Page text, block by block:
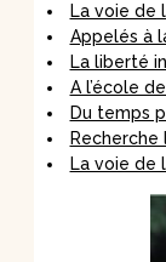
La voie de
Appelés à
La liberté
A l’école
Du temps
Recherche
La voie de